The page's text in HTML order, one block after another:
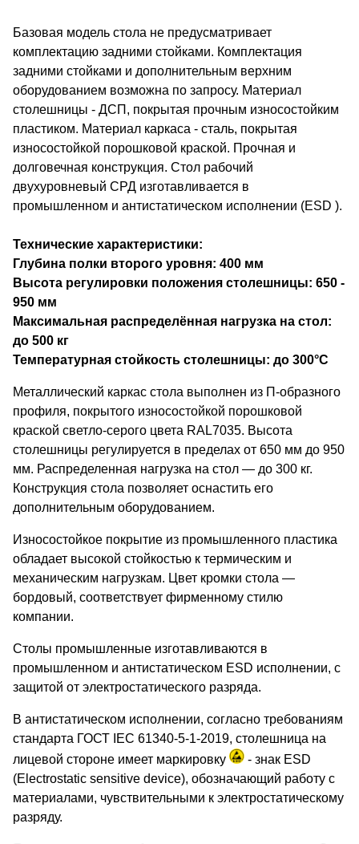
Базовая модель стола не предусматривает
комплектацию задними стойками. Комплектация
задними стойками и дополнительным верхним
оборудованием возможна по запросу. Материал
столешницы - ДСП, покрытая прочным износостойким
пластиком. Материал каркаса - сталь, покрытая
износостойкой порошковой краской. Прочная и
долговечная конструкция. Стол рабочий
двухуровневый СРД изготавливается в
промышленном и антистатическом исполнении (ESD ).
Технические характеристики:
Глубина полки второго уровня: 400 мм
Высота регулировки положения столешницы: 650 -
950 мм
Максимальная распределённая нагрузка на стол:
до 500 кг
Температурная стойкость столешницы: до 300°С
Металлический каркас стола выполнен из П-образного
профиля, покрытого износостойкой порошковой
краской светло-серого цвета RAL7035. Высота
столешницы регулируется в пределах от 650 мм до 950
мм. Распределенная нагрузка на стол — до 300 кг.
Конструкция стола позволяет оснастить его
дополнительным оборудованием.
Износостойкое покрытие из промышленного пластика
обладает высокой стойкостью к термическим и
механическим нагрузкам. Цвет кромки стола —
бордовый, соответствует фирменному стилю
компании.
Столы промышленные изготавливаются в
промышленном и антистатическом ESD исполнении, с
защитой от электростатического разряда.
В антистатическом исполнении, согласно требованиям
стандарта ГОСТ IEC 61340-5-1-2019, столешница на
лицевой стороне имеет маркировку
- знак ESD
(Electrostatic sensitive device), обозначающий работу с
материалами, чувствительными к электростатическому
разряду.